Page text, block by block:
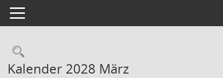
Toggle navigation
Rechercheauswahl
Kalender 2028 März